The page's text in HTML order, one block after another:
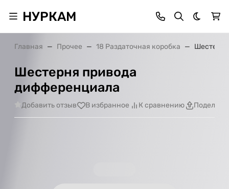
НУРКАМ Темная
Главная Прочее 18 Раздаточная коробка
Шестерня привода
дифференциала
Добавить отзыв В избранное К сравнению